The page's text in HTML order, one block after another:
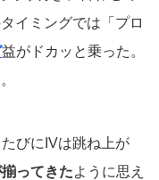
イミングでは「プロ
益がドカッと乗った。
びにIVは跳ね上が
ってきたように思え